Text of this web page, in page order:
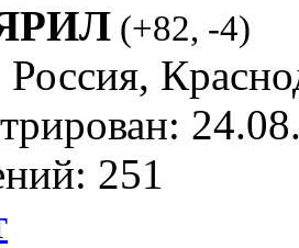
(+82, -4)
251